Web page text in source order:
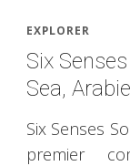
EXPLORER
Six
Sea,
Six Senses
premier